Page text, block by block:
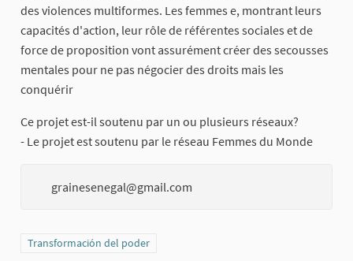
des violences multiformes. Les femmes e, montrant leurs
capacités d'action, leur rôle de référentes sociales et de
force de proposition vont assurément créer des secousses
mentales pour ne pas négocier des droits mais les
conquérir
Ce projet est-il soutenu par un ou plusieurs réseaux?
- Le projet est soutenu par le réseau Femmes du Monde
grainesenegal@gmail.com
Filter results for category: Transformación del poder
Transformación del poder